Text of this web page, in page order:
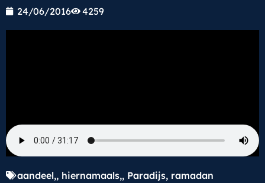
24/06/2016 4259
aandeel,, hiernamaals,, Paradijs, ramadan